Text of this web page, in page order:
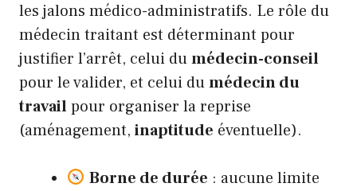
les jalons médico-administratifs. Le rôle du
médecin traitant est déterminant pour
justifier l’arrêt, celui dumédecin-conseil
pour le valider, et celui dumédecin du
travailpour organiser la reprise
(aménagement, inaptitude éventuelle).
Borne de durée : aucune limite